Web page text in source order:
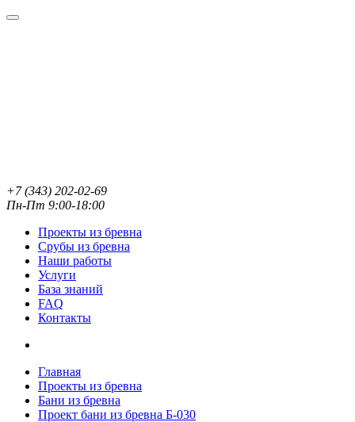
+7 (343) 202-02-69
Пн-Пт 9:00-18:00
Проекты из бревна
Срубы из бревна
Наши работы
Услуги
База знаний
FAQ
Контакты
Главная
Проекты из бревна
Бани из бревна
Проект бани из бревна Б-030